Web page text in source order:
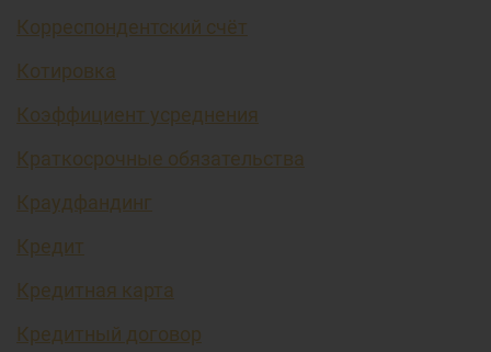
Корреспондентский счёт
Котировка
Коэффициент усреднения
Краткосрочные обязательства
Краудфандинг
Кредит
Кредитная карта
Кредитный договор